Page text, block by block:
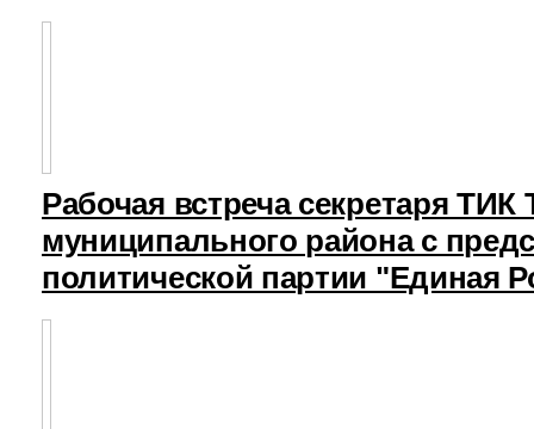
Рабочая встреча секретаря ТИК
муниципального района с
политической партии "Единая